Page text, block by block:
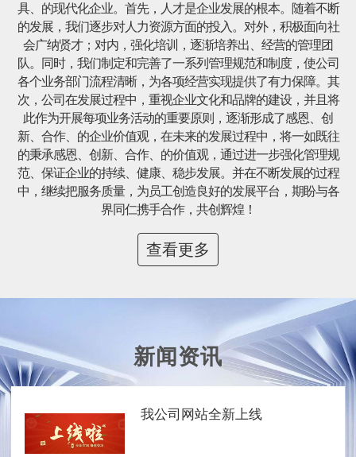
具、的现代化企业。首先，人才是企业发展的根本。随着不断
的发展，我们逐步对人力资源方面的投入。对外，积极面向社
会广纳贤才；对内，强化培训，逐渐培养出、经营的管理团
队。同时，我们制定和完善了一系列管理规范和制度，使公司
各个业务部门流程清晰，为各项经营实现提供了有力保障。其
次，公司在发展过程中，重视企业文化和品牌的建设，并且将
此作为开展每项业务活动的重要原则，逐渐形成了感恩、创
新、合作、的企业价值观，在未来的发展过程中，将一如既往
的秉承感恩、创新、合作、的价值观，通过进一步强化管理规
范、保证企业的持续、健康、稳步发展。并在不断发展的过程
中，继续把服务质量，为员工创造良好的发展平台，期盼与各
界同仁携手合作，共创辉煌！
查看更多
新闻资讯
我公司网站全新上线